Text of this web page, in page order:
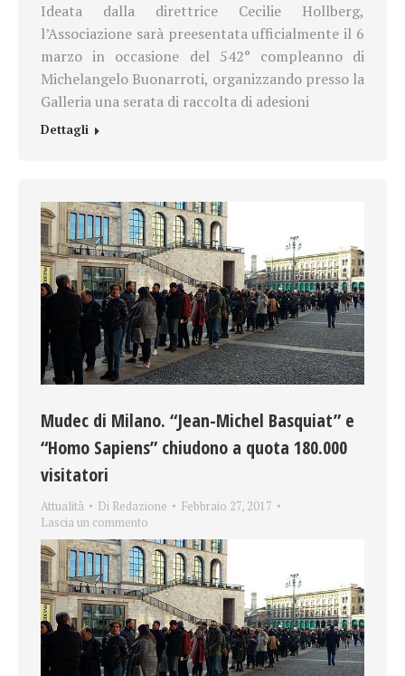
Ideata dalla direttrice Cecilie Hollberg,
l’Associazione sarà preesentata ufficialmente il 6
marzo in occasione del 542° compleanno di
Michelangelo Buonarroti, organizzando presso la
Galleria una serata di raccolta di adesioni
Dettagli
Mudec di Milano. “Jean-Michel Basquiat” e
“Homo Sapiens” chiudono a quota 180.000
visitatori
Attualità Di Redazione
Febbraio 27, 2017
Lascia un commento